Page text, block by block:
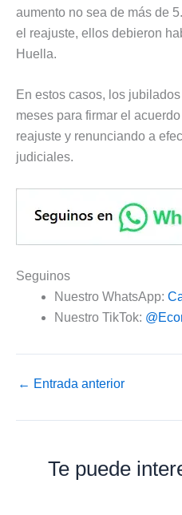
aumento no sea de más de
el reajuste, ellos debieron
Huella.
En estos casos, los
meses para firmar el
reajuste y renunciando a
judiciales.
Seguinos
Nuestro WhatsApp:
Nuestro TikTok:
← Entrada anterior
Te puede